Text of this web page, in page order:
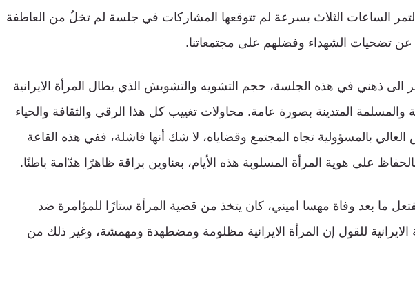
لتمر الساعات الثلاث بسرعة لم تتوقعها المشاركات في جلسة لم تخلُ من العاطفة
عن تضحيات الشهداء وفضلهم على مجتمعاتنا.
الى ذهني في هذه الجلسة، حجم التشويه والتشويش الذي يطال المرأة الايرانية
المتدينة بصورة عامة. محاولات تغييب كل هذا الرقي والثقافة والحياء
العالي بالمسؤولية تجاه المجتمع وقضاياه، لا شك أنها فاشلة، ففي هذه القاعة
على هوية المرأة المسلوبة هذه الأيام، بعناوين براقة ظاهرًا هدّامة باطنًا.
ما بعد وفاة مهسا اميني، كان يتخذ من قضية المرأة ستارًا للمؤامرة ضد
الايرانية للقول إن المرأة الايرانية مظلومة ومضطهدة ومهمشة، وغير ذلك من